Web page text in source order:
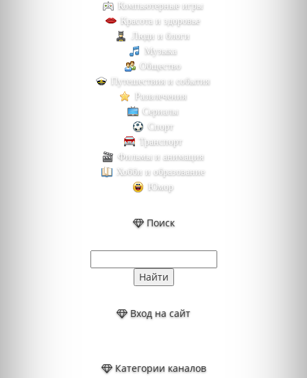
Компьютерные игры
Красота и здоровье
Люди и блоги
Музыка
Общество
Путешествия и события
Развлечения
Сериалы
Спорт
Транспорт
Фильмы и анимация
Хобби и образование
Юмор
Поиск
Вход на сайт
Категории каналов